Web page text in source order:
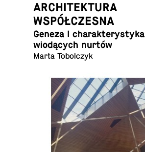
ARCHITEKTURA
WSPÓŁCZESNA
Geneza i charak­terystyka
wiodących nurtów
Marta Tobolczyk